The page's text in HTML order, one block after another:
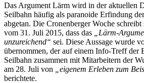
Das Argument Lärm wird in der aktuellen
Seilbahn häufig als paranoide Erfindung
abgetan. Die Cronenberger Woche
vom 31. Juli 2015, dass das
„Lärm-
unzureichend“ sei. Diese Aussage wurde
übernommen, der auf einem Info-Treff der
Seilbahn zusammen mit Mitarbeitern der
am 28. Juli von
„eigenem Erleben zum
berichtete.